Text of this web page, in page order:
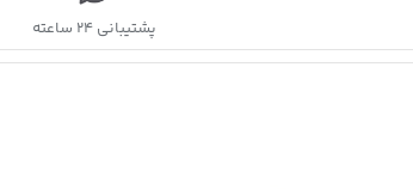
پشتیبانی ۲۴ ساعته